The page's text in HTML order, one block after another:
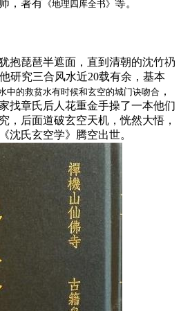
，著有 《地理四库全书》 等。
抱琵琶半遮面，直到清朝的沈竹礽
他研究三合风水近20载有余，基本
中的救贫水有时候和玄空的城门诀吻合 ，
找章氏后人花重金手操了一本他们
，后面道破玄空天机，恍然大悟，
沈氏玄空学》腾空出世。